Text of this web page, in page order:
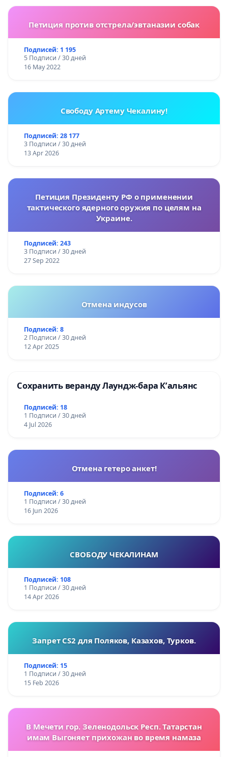
Петиция против отстрела/эвтаназии собак
Подписей: 1 195
5 Подписи / 30 дней
16 May 2022
Свободу Артему Чекалину!
Подписей: 28 177
3 Подписи / 30 дней
13 Apr 2026
Петиция Президенту РФ о применении
тактического ядерного оружия по целям на
Украине.
Подписей: 243
3 Подписи / 30 дней
27 Sep 2022
Отмена индусов
Подписей: 8
2 Подписи / 30 дней
12 Apr 2025
Сохранить веранду Лаундж-бара К’альянс
Подписей: 18
1 Подписи / 30 дней
4 Jul 2026
Отмена гетеро анкет!
Подписей: 6
1 Подписи / 30 дней
16 Jun 2026
СВОБОДУ ЧЕКАЛИНАМ
Подписей: 108
1 Подписи / 30 дней
14 Apr 2026
Запрет CS2 для Поляков, Казахов, Турков.
Подписей: 15
1 Подписи / 30 дней
15 Feb 2026
В Мечети гор. Зеленодольск Респ. Татарстан
имам Выгоняет прихожан во время намаза